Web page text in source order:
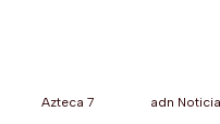
Azteca 7
adn